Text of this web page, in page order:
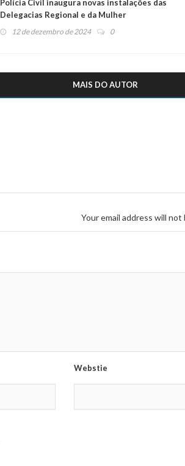
Polícia Civil inaugura novas instalações das
Delegacias Regional e da Mulher
12 de dezembro de 2024 0
MAIS DO AUTOR
Your email address will not
Webstie